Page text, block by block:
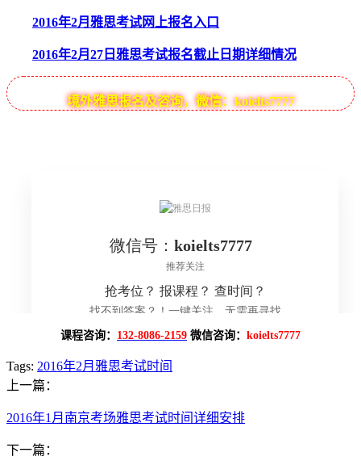
2016年2月雅思考试网上报名入口
2016年2月27日雅思考试报名截止日期详细情况
境外雅思报名及咨询，微信：koielts7777
课程咨询： 132-8086-2159 微信咨询： koielts7777
Tags: 2016年2月雅思考试时间
上一篇：
2016年1月南京考场雅思考试时间详细安排
下一篇：